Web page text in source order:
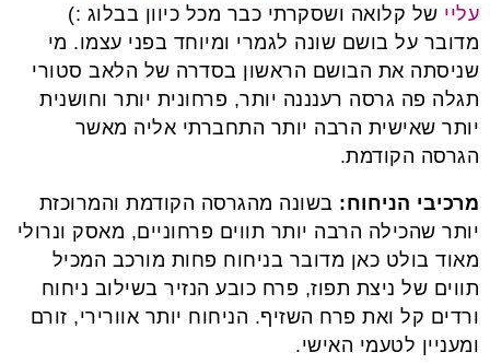
עליי של קלואה ושסקרתי כבר מכל כיוון בבלוג :)
מדובר על בושם שונה לגמרי ומיוחד בפני עצמו. מי
שניסתה את הבושם הראשון בסדרה של הלאב סטורי
תגלה פה גרסה רענננה יותר, פרחונית יותר וחושנית
יותר שאישית הרבה יותר התחברתי אליה מאשר
הגרסה הקודמת.
מרכיבי הניחוח: בשונה מהגרסה הקודמת והמרוכזת
יותר שהכילה הרבה יותר תווים פרחוניים, מאסק ונרולי
מאוד בולט כאן מדובר בניחוח פחות מורכב המכיל
תווים של ניצת תפוז, פרח כובע הנזיר בשילוב ניחוח
ורדים קל ואת פרח השזיף. הניחוח יותר אוורירי, זורם
ומעניין לטעמי האישי.